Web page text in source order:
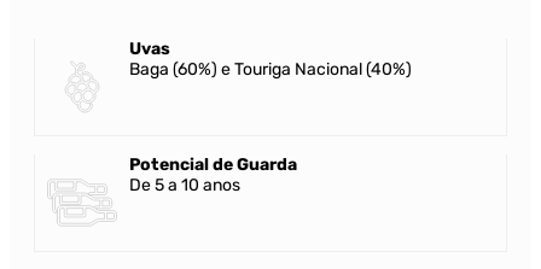
Uvas
Baga (60%) e Touriga Nacional (40%)
Potencial de Guarda
De 5 a 10 anos